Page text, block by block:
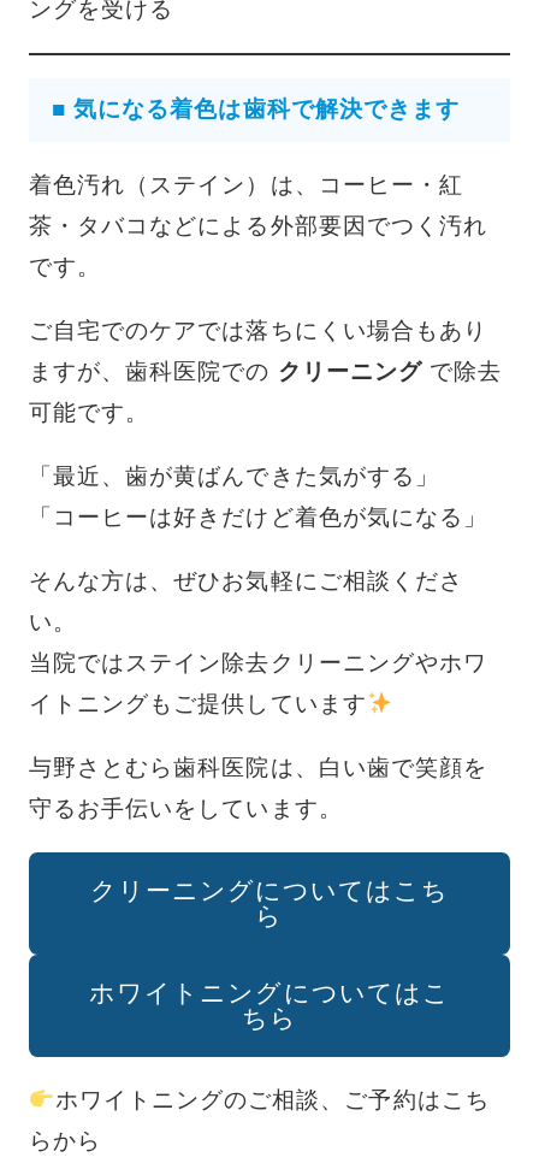
ングを受ける
■ 気になる着色は歯科で解決できます
着色汚れ（ステイン）は、コーヒー・紅
茶・タバコなどによる外部要因でつく汚れ
です。
ご自宅でのケアでは落ちにくい場合もあり
ますが、歯科医院での クリーニング で除去
可能です。
「最近、歯が黄ばんできた気がする」
「コーヒーは好きだけど着色が気になる」
そんな方は、ぜひお気軽にご相談くださ
い。
当院ではステイン除去クリーニングやホワ
イトニングもご提供しています
与野さとむら歯科医院は、白い歯で笑顔を
守るお手伝いをしています。
クリーニングについてはこち
ら
ホワイトニングについてはこ
ちら
ホワイトニングのご相談、ご予約はこち
らから